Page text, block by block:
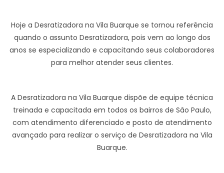
Hoje a Desratizadora na Vila Buarque se tornou referência
quando o assunto Desratizadora, pois vem ao longo dos
anos se especializando e capacitando seus colaboradores
para melhor atender seus clientes.
A Desratizadora na Vila Buarque dispõe de equipe técnica
treinada e capacitada em todos os bairros de São Paulo,
com atendimento diferenciado e posto de atendimento
avançado para realizar o serviço de Desratizadora na Vila
Buarque.